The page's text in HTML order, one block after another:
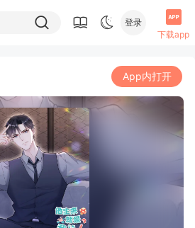
登录
下载app
App内打开